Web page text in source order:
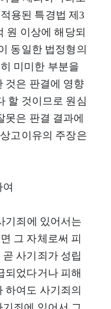
용된 특경법 제3
원 이상에 해당되
동일한 법정형의
미미한 부분을
것은 판결에 영향
할 것이므로 원심
못은 판결 결과에
고이유의 주장은
기죄에 있어서는
그 자체로써 피
사기죄가 성립
되었다거나 피해
하여도 사기죄의